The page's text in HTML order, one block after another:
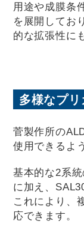
用途や成膜条
を展開してお
的な拡張性に
多様なプ
菅製作所の
使用できるよ
基本的な2系
に加え、
これにより、
応できます。